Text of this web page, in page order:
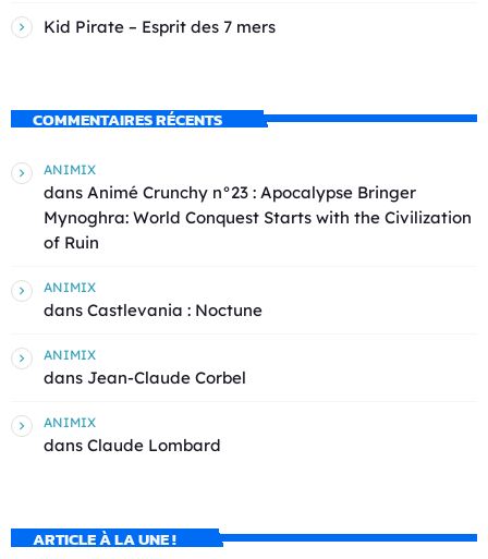
Kid Pirate – Esprit des 7 mers
COMMENTAIRES RÉCENTS
ANIMIX
dans Animé Crunchy n°23 : Apocalypse Bringer
Mynoghra: World Conquest Starts with the Civilization
of Ruin
ANIMIX
dans Castlevania : Noctune
ANIMIX
dans Jean-Claude Corbel
ANIMIX
dans Claude Lombard
ARTICLE À LA UNE !